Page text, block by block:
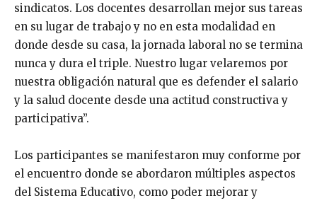
sindicatos. Los docentes desarrollan mejor sus tareas
en su lugar de trabajo y no en esta modalidad en
donde desde su casa, la jornada laboral no se termina
nunca y dura el triple. Nuestro lugar velaremos por
nuestra obligación natural que es defender el salario
y la salud docente desde una actitud constructiva y
participativa”.
Los participantes se manifestaron muy conforme por
el encuentro donde se abordaron múltiples aspectos
del Sistema Educativo, como poder mejorar y